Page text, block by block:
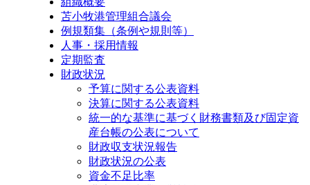
苫小牧港管理組合議会
例規類集（条例や規則等）
人事・採用情報
定期監査
財政状況
予算に関する公表資料
決算に関する公表資料
統一的な基準に基づく財務書類及び固定資
産台帳の公表について
財政収支状況報告
財政状況の公表
資金不足比率